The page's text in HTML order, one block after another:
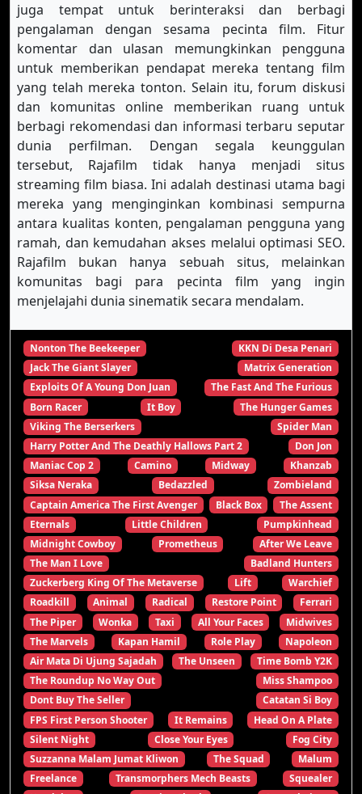
juga tempat untuk berinteraksi dan berbagi
pengalaman dengan sesama pecinta film. Fitur
komentar dan ulasan memungkinkan pengguna
untuk memberikan pendapat mereka tentang film
yang telah mereka tonton. Selain itu, forum diskusi
dan komunitas online memberikan ruang untuk
berbagi rekomendasi dan informasi terbaru seputar
dunia perfilman. Dengan segala keunggulan
tersebut, Rajafilm tidak hanya menjadi situs
streaming film biasa. Ini adalah destinasi utama bagi
mereka yang menginginkan kombinasi sempurna
antara kualitas konten, pengalaman pengguna yang
ramah, dan kemudahan akses melalui optimasi SEO.
Rajafilm bukan hanya sebuah situs, melainkan
komunitas bagi para pecinta film yang ingin
menjelajahi dunia sinematik secara mendalam.
Nonton The Beekeeper
KKN Di Desa Penari
Jack The Giant Slayer
Matrix Generation
Exploits Of A Young Don Juan
The Fast And The Furious
Born Racer
It Boy
The Hunger Games
Viking The Berserkers
Spider Man
Harry Potter And The Deathly Hallows Part 2
Don Jon
Maniac Cop 2
Camino Midway
Khanzab
Siksa Neraka
Bedazzled
Zombieland
Captain America The First Avenger
Black Box
The Assent
Eternals
Little Children
Pumpkinhead
Midnight Cowboy
Prometheus
After We Leave
The Man I Love
Badland Hunters
Zuckerberg King Of The Metaverse
Lift
Warchief
Roadkill
Animal Radical Restore Point
Ferrari
The Piper
Wonka Taxi All Your Faces
Midwives
The Marvels
Kapan Hamil Role Play
Napoleon
Air Mata Di Ujung Sajadah
The Unseen
Time Bomb Y2K
The Roundup No Way Out
Miss Shampoo
Dont Buy The Seller
Catatan Si Boy
FPS First Person Shooter
It Remains
Head On A Plate
Silent Night
Close Your Eyes
Fog City
Suzzanna Malam Jumat Kliwon
The Squad
Malum
Freelance
Transmorphers Mech Beasts
Squealer